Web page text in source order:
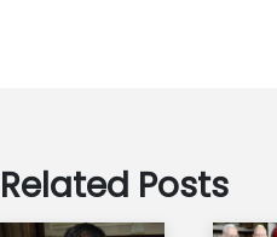
Related Posts